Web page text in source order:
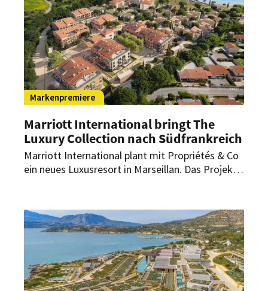
Markenpremiere
Marriott International bringt The
Luxury Collection nach Südfrankreich
Marriott International plant mit Propriétés & Co
ein neues Luxusresort in Marseillan. Das Projekt
bringen.